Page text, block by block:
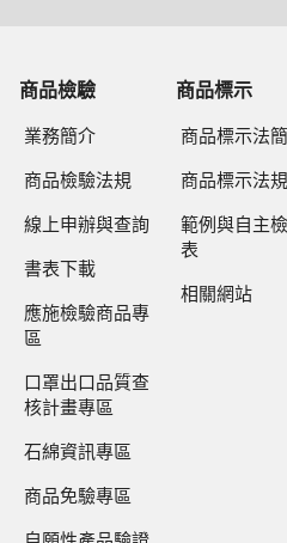
商品檢驗
業務簡介
商品檢驗法規
線上申辦與查詢
書表下載
應施檢驗商品專
區
口罩出口品質查
核計畫專區
石綿資訊專區
商品免驗專區
商品標示
商品標示法
商品標示法
範例與自主
表
相關網站